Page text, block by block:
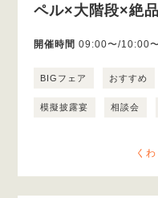
ペル×大階段×絶
開催時間 09:00〜/10:00
BIGフェア おすすめ
模擬披露宴 相談会
く